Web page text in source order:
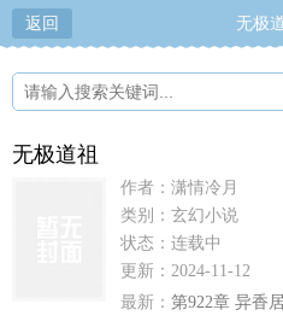
返回 无极
无极道祖
作者：潇情冷月
类别：玄幻小说
状态：连载中
更新：2024-11-12
最新： 第922章 异香